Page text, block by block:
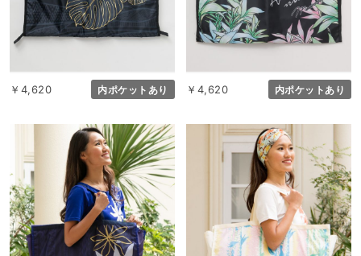
￥4,620 内ポケットあり ￥4,620 内ポケットあり